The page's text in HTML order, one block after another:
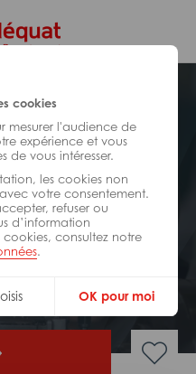
cookies
mesurer l'audience de
expérience et vous
de vous intéresser.
les cookies non
votre consentement.
refuser ou
d’information
consultez notre
.
OK pour moi